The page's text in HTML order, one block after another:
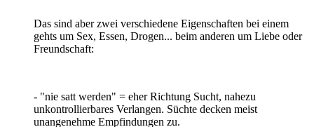
Das sind aber zwei verschiedene Eigenschaften bei einem
gehts um Sex, Essen, Drogen... beim anderen um Liebe oder
Freundschaft:
- "nie satt werden" = eher Richtung Sucht, nahezu
unkontrollierbares Verlangen. Süchte decken meist
unangenehme Empfindungen zu.